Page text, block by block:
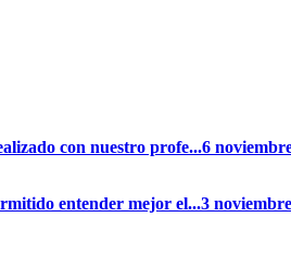
con nuestro profe...6
entender mejor el...3